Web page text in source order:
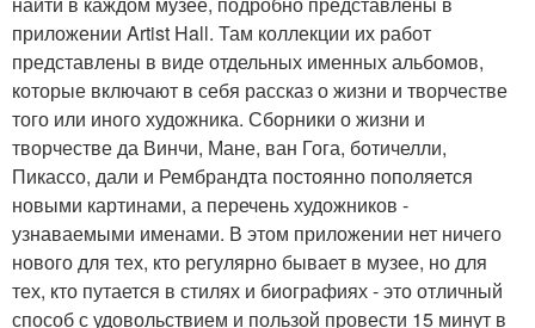
приложении Artist Hall. Там коллекции их работ
представлены в виде отдельных именных альбомов,
которые включают в себя рассказ о жизни и творчестве
того или иного художника. Сборники о жизни и
творчестве да Винчи, Мане, ван Гога, ботичелли,
Пикассо, дали и Рембрандта постоянно пополяется
новыми картинами, а перечень художников -
узнаваемыми именами. В этом приложении нет ничего
нового для тех, кто регулярно бывает в музее, но для
тех, кто путается в стилях и биографиях - это отличный
способ с удовольствием и пользой провести 15 минут в